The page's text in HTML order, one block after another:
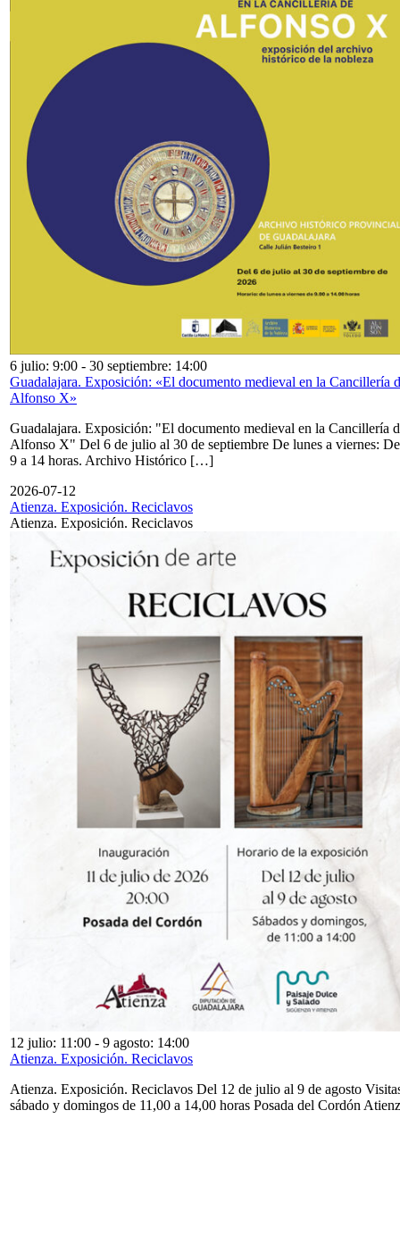
6 julio: 9:00 - 30 septiembre: 14:00
Guadalajara. Exposición: «El documento medieval en la Cancillería
Alfonso X»
Guadalajara. Exposición: "El documento medieval en la Cancillería
Alfonso X" Del 6 de julio al 30 de septiembre De lunes a viernes: De
9 a 14 horas. Archivo Histórico […]
2026-07-12
Atienza. Exposición. Reciclavos
Atienza. Exposición. Reciclavos
12 julio: 11:00 - 9 agosto: 14:00
Atienza. Exposición. Reciclavos
Atienza. Exposición. Reciclavos Del 12 de julio al 9 de agosto
sábado y domingos de 11,00 a 14,00 horas Posada del Cordón